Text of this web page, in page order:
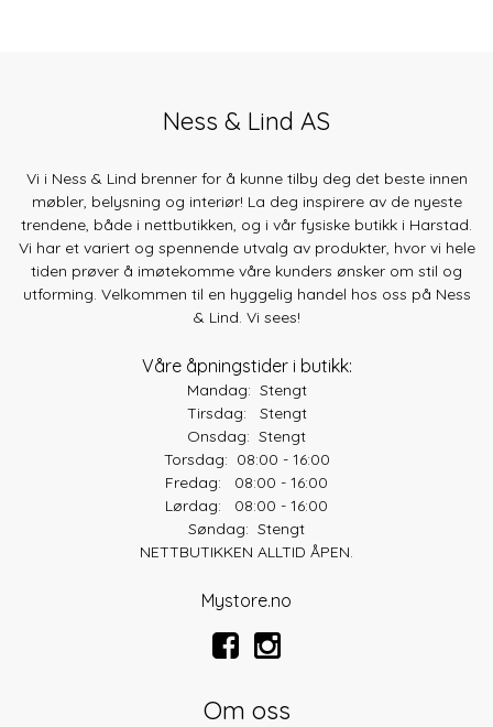
Ness & Lind AS
Vi i Ness & Lind brenner for å kunne tilby deg det beste innen
møbler, belysning og interiør! La deg inspirere av de nyeste
trendene, både i nettbutikken, og i vår fysiske butikk i Harstad.
Vi har et variert og spennende utvalg av produkter, hvor vi hele
tiden prøver å imøtekomme våre kunders ønsker om stil og
utforming. Velkommen til en hyggelig handel hos oss på Ness
& Lind. Vi sees!
Våre åpningstider i butikk:
Mandag: Stengt
Tirsdag: Stengt
Onsdag: Stengt
Torsdag: 08:00 - 16:00
Fredag: 08:00 - 16:00
Lørdag: 08:00 - 16:00
Søndag: Stengt
NETTBUTIKKEN ALLTID ÅPEN.
Mystore.no
Om oss